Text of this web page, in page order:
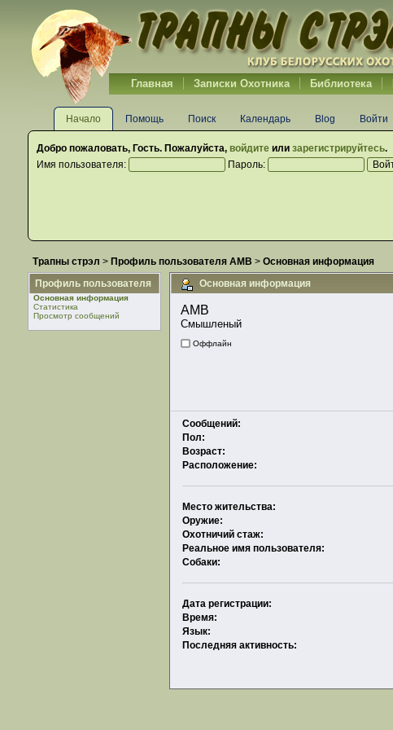
Главная Записки Охотника Библиотека
Начало Помощь Поиск Календарь Blog Войти
Добро пожаловать, Гость. Пожалуйста, войдитеили зарегистрируйтесь.
Имя пользователя:
Пароль:
Трапны стрэл > Профиль пользователя АМВ > Основная информация
Профиль пользователя
Основная информация
Статистика
Просмотр сообщений
Основная информация
АМВ
Смышленый
Оффлайн
Сообщений:
Пол:
Возраст:
Расположение:
Место жительства:
Оружие:
Охотничий стаж:
Реальное имя пользователя:
Собаки:
Дата регистрации:
Время:
Язык:
Последняя активность: